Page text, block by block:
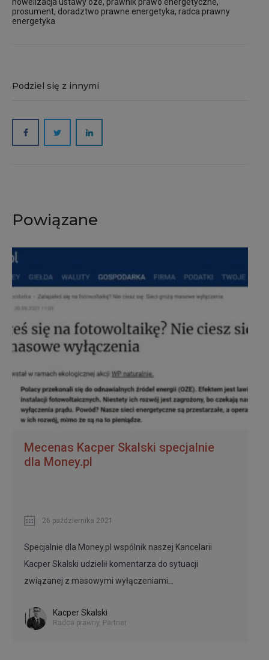
nowelizacja ustawy oze, prawnik prawo energetyczne,
prosument, doradztwo prawne energetyka, radca prawny
energetyka
Podziel się z innymi
Powiązane
Mecenas Kacper Skalski specjalnie
dla Money.pl
26 października 2021
Specjalnie dla Money.pl wspólnik naszej Kancelarii
Kacper Skalski udzielił komentarza do sytuacji
związanej z masowymi wyłączeniami…
Kacper Skalski
Radca prawny, Partner